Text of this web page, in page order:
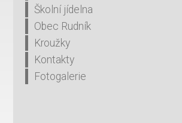
Školní jídelna
Obec Rudník
Kroužky
Kontakty
Fotogalerie